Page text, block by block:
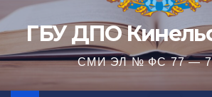
ГБУ ДПО
СМИ ЭЛ № ФС 77 —